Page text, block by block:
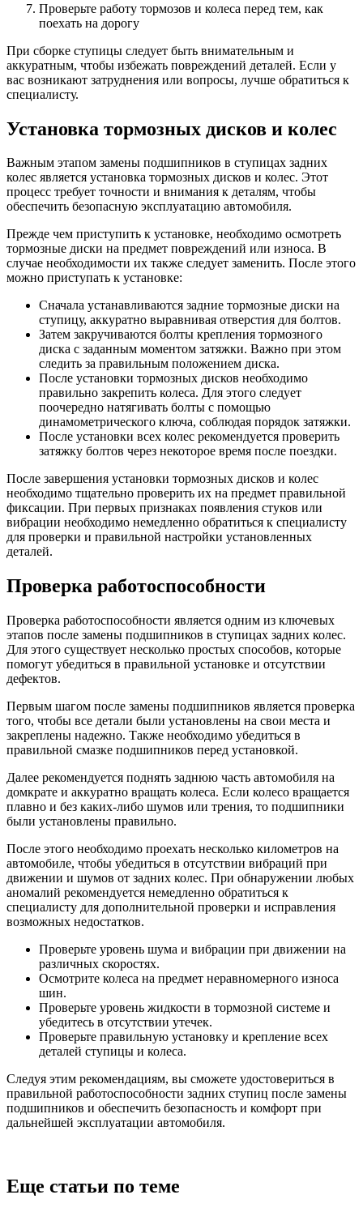
Проверьте работу тормозов и колеса перед тем, как
поехать на дорогу
При сборке ступицы следует быть внимательным и
аккуратным, чтобы избежать повреждений деталей. Если у
вас возникают затруднения или вопросы, лучше обратиться к
специалисту.
Установка тормозных дисков и колес
Важным этапом замены подшипников в ступицах задних
колес является установка тормозных дисков и колес. Этот
процесс требует точности и внимания к деталям, чтобы
обеспечить безопасную эксплуатацию автомобиля.
Прежде чем приступить к установке, необходимо осмотреть
тормозные диски на предмет повреждений или износа. В
случае необходимости их также следует заменить. После этого
можно приступать к установке:
Сначала устанавливаются задние тормозные диски на
ступицу, аккуратно выравнивая отверстия для болтов.
Затем закручиваются болты крепления тормозного
диска с заданным моментом затяжки. Важно при этом
следить за правильным положением диска.
После установки тормозных дисков необходимо
правильно закрепить колеса. Для этого следует
поочередно натягивать болты с помощью
динамометрического ключа, соблюдая порядок затяжки.
После установки всех колес рекомендуется проверить
затяжку болтов через некоторое время после поездки.
После завершения установки тормозных дисков и колес
необходимо тщательно проверить их на предмет правильной
фиксации. При первых признаках появления стуков или
вибрации необходимо немедленно обратиться к специалисту
для проверки и правильной настройки установленных
деталей.
Проверка работоспособности
Проверка работоспособности является одним из ключевых
этапов после замены подшипников в ступицах задних колес.
Для этого существует несколько простых способов, которые
помогут убедиться в правильной установке и отсутствии
дефектов.
Первым шагом после замены подшипников является проверка
того, чтобы все детали были установлены на свои места и
закреплены надежно. Также необходимо убедиться в
правильной смазке подшипников перед установкой.
Далее рекомендуется поднять заднюю часть автомобиля на
домкрате и аккуратно вращать колеса. Если колесо вращается
плавно и без каких-либо шумов или трения, то подшипники
были установлены правильно.
После этого необходимо проехать несколько километров на
автомобиле, чтобы убедиться в отсутствии вибраций при
движении и шумов от задних колес. При обнаружении любых
аномалий рекомендуется немедленно обратиться к
специалисту для дополнительной проверки и исправления
возможных недостатков.
Проверьте уровень шума и вибрации при движении на
различных скоростях.
Осмотрите колеса на предмет неравномерного износа
шин.
Проверьте уровень жидкости в тормозной системе и
убедитесь в отсутствии утечек.
Проверьте правильную установку и крепление всех
деталей ступицы и колеса.
Следуя этим рекомендациям, вы сможете удостовериться в
правильной работоспособности задних ступиц после замены
подшипников и обеспечить безопасность и комфорт при
дальнейшей эксплуатации автомобиля.
Еще статьи по теме